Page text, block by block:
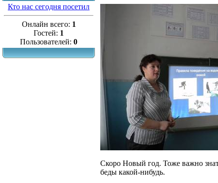
Кто нас сегодня посетил
Онлайн всего: 1
Гостей: 1
Пользователей: 0
Скоро Новый год. Тоже важно
беды какой-нибудь.